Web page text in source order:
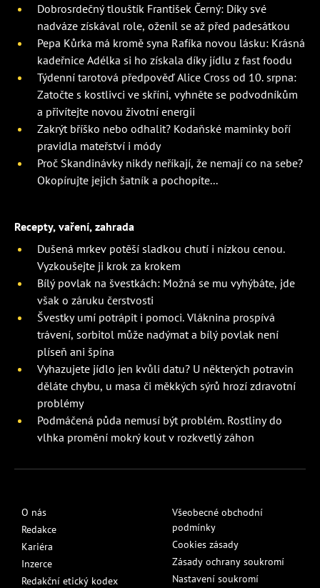
Dobrosrdečný tlouštík František Černý: Díky své
nadváze získával role, oženil se až před padesátkou
Pepa Kůrka má kromě syna Rafíka novou lásku: Krásná
kadeřnice Adélka si ho získala díky jídlu z fast foodu
Týdenní tarotová předpověď Alice Cross od 10. srpna:
Zatočte s kostlivci ve skříni, vyhněte se podvodníkům
a přivítejte novou životní energii
Zakrýt bříško nebo odhalit? Kodaňské maminky boří
pravidla mateřství i módy
Proč Skandinávky nikdy neříkají, že nemají co na sebe?
Okopírujte jejich šatník a pochopíte...
Recepty, vaření, zahrada
Dušená mrkev potěší sladkou chutí i nízkou cenou.
Vyzkoušejte ji krok za krokem
Bílý povlak na švestkách: Možná se mu vyhýbáte, jde
však o záruku čerstvosti
Švestky umí potrápit i pomoci. Vláknina prospívá
trávení, sorbitol může nadýmat a bílý povlak není
plíseň ani špína
Vyhazujete jídlo jen kvůli datu? U některých potravin
děláte chybu, u masa či měkkých sýrů hrozí zdravotní
problémy
Podmáčená půda nemusí být problém. Rostliny do
vlhka promění mokrý kout v rozkvetlý záhon
O nás
Redakce
Kariéra
Inzerce
Redakční etický kodex
Všeobecné obchodní
podmínky
Cookies zásady
Zásady ochrany soukromí
Nastavení soukromí